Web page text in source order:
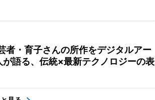
者・育子さんの所作をデジタルアー
語る、伝統×最新テクノロジーの表